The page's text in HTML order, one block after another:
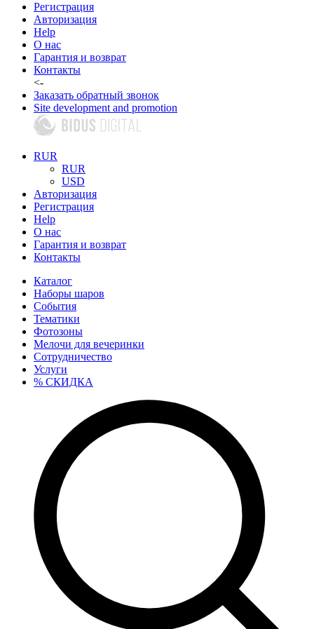
Регистрация
Авторизация
Help
О нас
Гарантия и возврат
Контакты
<-
Заказать обратный звонок
Site development and promotion
RUR
RUR
USD
Авторизация
Регистрация
Help
О нас
Гарантия и возврат
Контакты
Каталог
Наборы шаров
События
Тематики
Фотозоны
Мелочи для вечеринки
Сотрудничество
Услуги
% СКИДКА